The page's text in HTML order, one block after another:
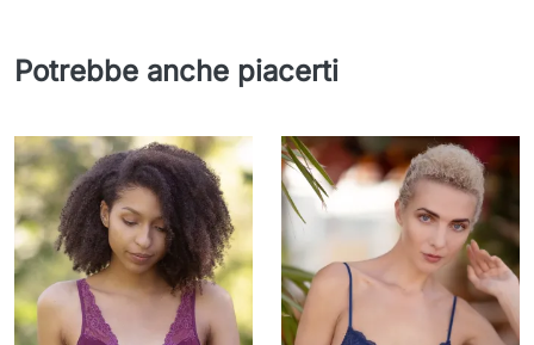
Potrebbe anche piacerti